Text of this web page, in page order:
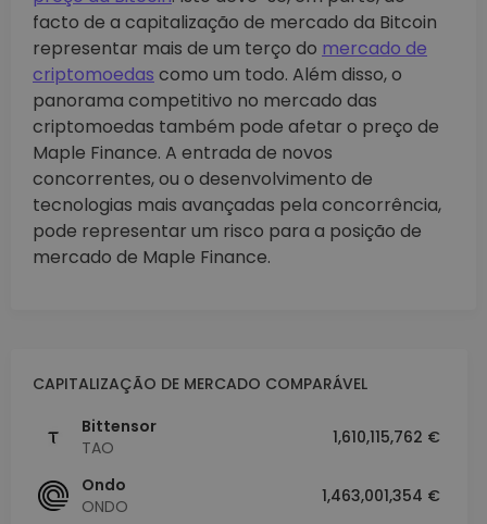
facto de a capitalização de mercado da Bitcoin
representar mais de um terço do mercado de
criptomoedas como um todo. Além disso, o
panorama competitivo no mercado das
criptomoedas também pode afetar o preço de
Maple Finance. A entrada de novos
concorrentes, ou o desenvolvimento de
tecnologias mais avançadas pela concorrência,
pode representar um risco para a posição de
mercado de Maple Finance.
CAPITALIZAÇÃO DE MERCADO COMPARÁVEL
Bittensor
TAO
1,610,115,762 €
Ondo
ONDO
1,463,001,354 €